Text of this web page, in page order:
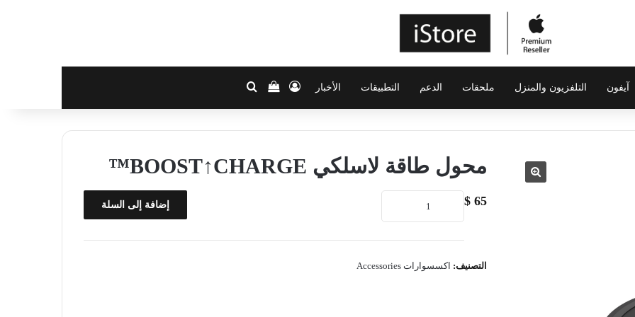
آيفون التلفزيون والمنزل ملحقات الدعم التطبيقات الأخبار تسجيل الدخول
إستعراض سلة التسوق
بحث عن
محول طاقة لاسلكي BOOST↑CHARGE™
$ 65
كمية
لاسلكي
إضافة إلى السلة
التصنيف: اكسسوارات Accessories